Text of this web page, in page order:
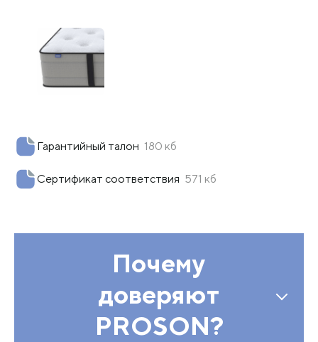
Гарантийный талон 180 кб
Сертификат соответствия 571 кб
Почему
доверяют
PROSON?